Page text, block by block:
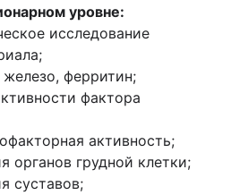
уровне:
исследование
ферритин;
фактора
активность;
грудной клетки;